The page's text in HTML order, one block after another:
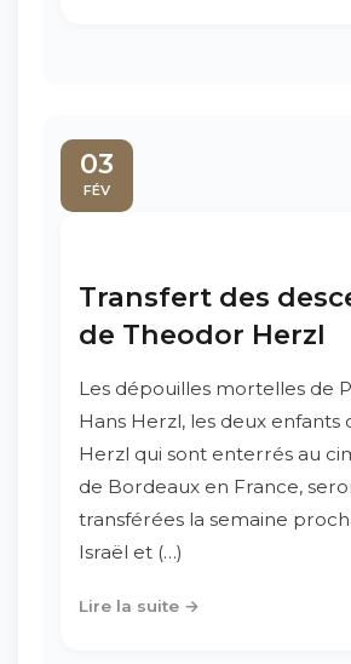
03
FÉV
Transfert des
de Theodor Herzl
Les dépouilles mortelles de
Hans Herzl, les deux enfants
Herzl qui sont enterrés au
de Bordeaux en France,
transférées la semaine
Israël et (…)
Lire la suite →